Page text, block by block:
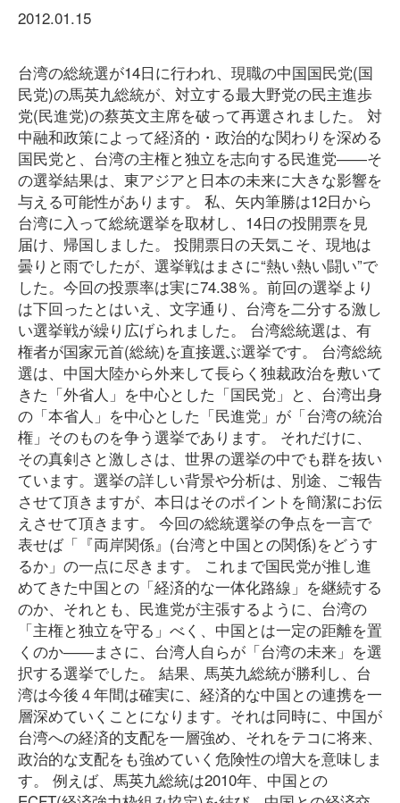
2012.01.15
台湾の総統選が14日に行われ、現職の中国国民党(国
民党)の馬英九総統が、対立する最大野党の民主進歩
党(民進党)の蔡英文主席を破って再選されました。 対
中融和政策によって経済的・政治的な関わりを深める
国民党と、台湾の主権と独立を志向する民進党――そ
の選挙結果は、東アジアと日本の未来に大きな影響を
与える可能性があります。 私、矢内筆勝は12日から
台湾に入って総統選挙を取材し、14日の投開票を見
届け、帰国しました。 投開票日の天気こそ、現地は
曇りと雨でしたが、選挙戦はまさに“熱い熱い闘い”で
した。今回の投票率は実に74.38％。前回の選挙より
は下回ったとはいえ、文字通り、台湾を二分する激し
い選挙戦が繰り広げられました。 台湾総統選は、有
権者が国家元首(総統)を直接選ぶ選挙です。 台湾総統
選は、中国大陸から外来して長らく独裁政治を敷いて
きた「外省人」を中心とした「国民党」と、台湾出身
の「本省人」を中心とした「民進党」が「台湾の統治
権」そのものを争う選挙であります。 それだけに、
その真剣さと激しさは、世界の選挙の中でも群を抜い
ています。選挙の詳しい背景や分析は、別途、ご報告
させて頂きますが、本日はそのポイントを簡潔にお伝
えさせて頂きます。 今回の総統選挙の争点を一言で
表せば「『両岸関係』(台湾と中国との関係)をどうす
るか」の一点に尽きます。 これまで国民党が推し進
めてきた中国との「経済的な一体化路線」を継続する
のか、それとも、民進党が主張するように、台湾の
「主権と独立を守る」べく、中国とは一定の距離を置
くのか――まさに、台湾人自らが「台湾の未来」を選
択する選挙でした。 結果、馬英九総統が勝利し、台
湾は今後４年間は確実に、経済的な中国との連携を一
層深めていくことになります。それは同時に、中国が
台湾への経済的支配を一層強め、それをテコに将来、
政治的な支配をも強めていく危険性の増大を意味しま
す。 例えば、馬英九総統は2010年、中国との